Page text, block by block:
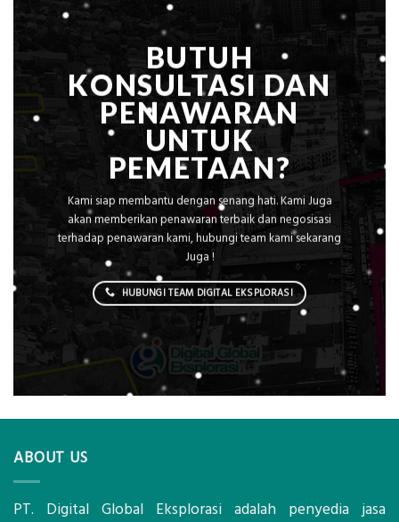
BUTUH
KONSULTASI DAN
PENAWARAN
UNTUK
PEMETAAN?
Kami siap membantu dengan senang hati. Kami Juga
akan memberikan penawaran terbaik dan negosisasi
terhadap penawaran kami, hubungi team kami sekarang
Juga !
HUBUNGI TEAM DIGITAL EKSPLORASI
ABOUT US
PT. Digital Global Eksplorasi adalah penyedia jasa